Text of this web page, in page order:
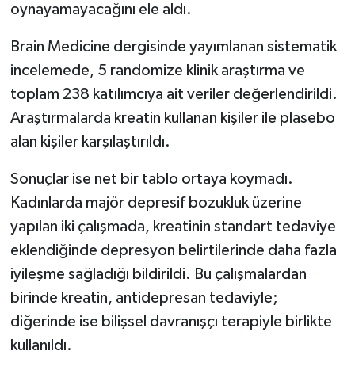
oynayamayacağını ele aldı.
Brain Medicine dergisinde yayımlanan sistematik
incelemede, 5 randomize klinik araştırma ve
toplam 238 katılımcıya ait veriler değerlendirildi.
Araştırmalarda kreatin kullanan kişiler ile plasebo
alan kişiler karşılaştırıldı.
Sonuçlar ise net bir tablo ortaya koymadı.
Kadınlarda majör depresif bozukluk üzerine
yapılan iki çalışmada, kreatinin standart tedaviye
eklendiğinde depresyon belirtilerinde daha fazla
iyileşme sağladığı bildirildi. Bu çalışmalardan
birinde kreatin, antidepresan tedaviyle;
diğerinde ise bilişsel davranışçı terapiyle birlikte
kullanıldı.